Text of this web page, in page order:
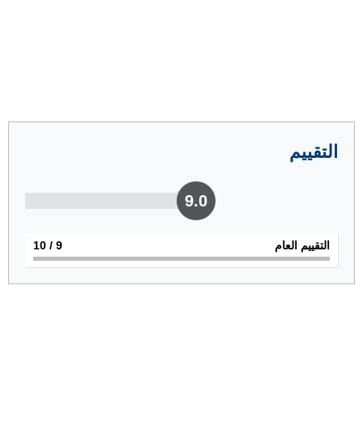
التقييم
9.0
التقييم العام 9
/ 10